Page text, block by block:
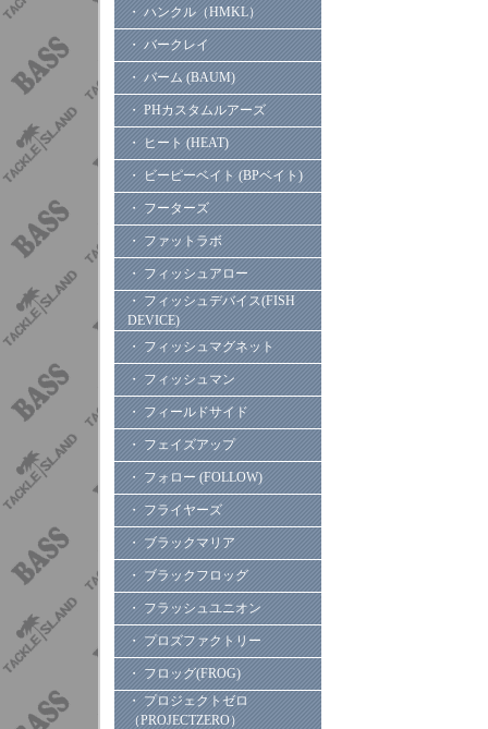
・ ハンクル（HMKL）
・ バークレイ
・ バーム (BAUM)
・ PHカスタムルアーズ
・ ヒート (HEAT)
・ ビーピーベイト (BPベイト)
・ フーターズ
・ ファットラボ
・ フィッシュアロー
・ フィッシュデバイス(FISH
DEVICE)
・ フィッシュマグネット
・ フィッシュマン
・ フィールドサイド
・ フェイズアップ
・ フォロー (FOLLOW)
・ フライヤーズ
・ ブラックマリア
・ ブラックフロッグ
・ フラッシュユニオン
・ プロズファクトリー
・ フロッグ(FROG)
・ プロジェクトゼロ
（PROJECTZERO）